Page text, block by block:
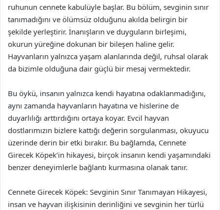
ruhunun cennete kabulüyle başlar. Bu bölüm, sevginin sınır
tanımadığını ve ölümsüz olduğunu akılda belirgin bir
şekilde yerleştirir. İnanışların ve duyguların birleşimi,
okurun yüreğine dokunan bir bileşen haline gelir.
Hayvanların yalnızca yaşam alanlarında değil, ruhsal olarak
da bizimle olduğuna dair güçlü bir mesaj vermektedir.
Bu öykü, insanın yalnızca kendi hayatına odaklanmadığını,
aynı zamanda hayvanların hayatına ve hislerine de
duyarlılığı arttırdığını ortaya koyar. Evcil hayvan
dostlarımızın bizlere kattığı değerin sorgulanması, okuyucu
üzerinde derin bir etki bırakır. Bu bağlamda, Cennete
Girecek Köpek’in hikayesi, birçok insanın kendi yaşamındaki
benzer deneyimlerle bağlantı kurmasına olanak tanır.
Cennete Girecek Köpek: Sevginin Sınır Tanımayan Hikayesi,
insan ve hayvan ilişkisinin derinliğini ve sevginin her türlü